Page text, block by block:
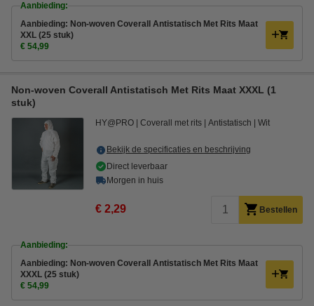
Aanbieding:
Aanbieding: Non-woven Coverall Antistatisch Met Rits Maat
XXL (25 stuk)
€ 54,99
Non-woven Coverall Antistatisch Met Rits Maat XXXL (1
stuk)
HY@PRO Coverall met rits Antistatisch Wit
Bekijk de specificaties en beschrijving
Direct leverbaar
Morgen in huis
€ 2,29 Bestellen
Aanbieding:
Aanbieding: Non-woven Coverall Antistatisch Met Rits Maat
XXXL (25 stuk)
€ 54,99